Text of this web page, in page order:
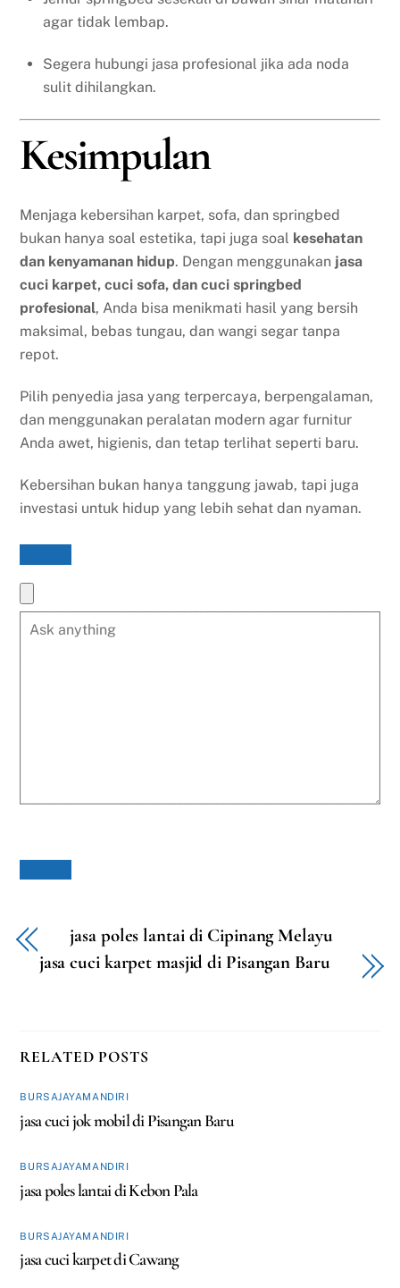
agar tidak lembap.
Segera hubungi jasa profesional jika ada noda
sulit dihilangkan.
Kesimpulan
Menjaga kebersihan karpet, sofa, dan springbed
bukan hanya soal estetika, tapi juga soal kesehatan
dan kenyamanan hidup. Dengan menggunakan jasa
cuci karpet, cuci sofa, dan cuci springbed
profesional, Anda bisa menikmati hasil yang bersih
maksimal, bebas tungau, dan wangi segar tanpa
repot.
Pilih penyedia jasa yang terpercaya, berpengalaman,
dan menggunakan peralatan modern agar furnitur
Anda awet, higienis, dan tetap terlihat seperti baru.
Kebersihan bukan hanya tanggung jawab, tapi juga
investasi untuk hidup yang lebih sehat dan nyaman.
jasa poles lantai di Cipinang Melayu
jasa cuci karpet masjid di Pisangan Baru
RELATED POSTS
BURSAJAYAMANDIRI
jasa cuci jok mobil di Pisangan Baru
BURSAJAYAMANDIRI
jasa poles lantai di Kebon Pala
BURSAJAYAMANDIRI
jasa cuci karpet di Cawang